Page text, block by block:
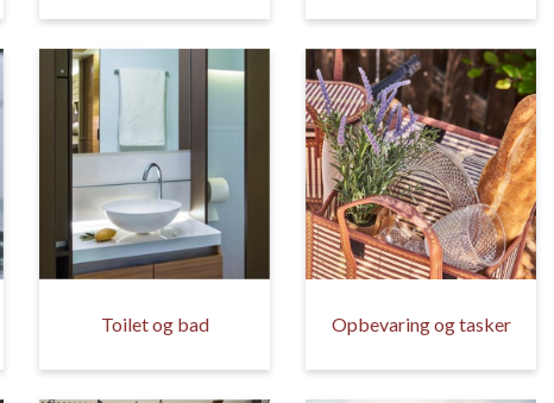
Toilet og bad Opbevaring og tasker